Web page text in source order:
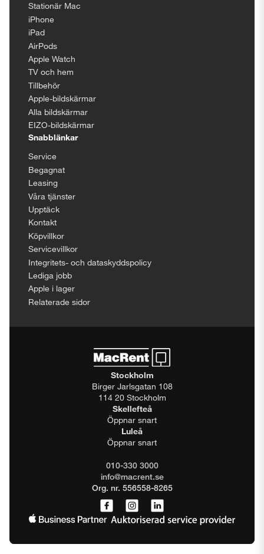
Stationär Mac
iPhone
iPad
AirPods
Apple Watch
TV och hem
Tillbehör
Apple-bildskärmar
Alla bildskärmar
EIZO-bildskärmar
Snabblänkar
Service
Begagnat
Leasing
Våra tjänster
Upptäck
Kontakt
Köpvillkor
Servicevillkor
Integritets- och dataskyddspolicy
Lediga jobb
Apple i lager
Relaterade sidor
Stockholm
Birger Jarlsgatan 108
114 20 Stockholm
Skellefteå
Öppnar snart
Luleå
Öppnar snart
010-330 3000
info@macrent.se
Org. nr. 556558-8265